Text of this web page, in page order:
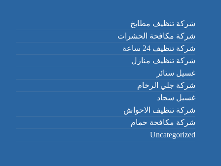
شركة تنظيف مطابخ
شركة مكافحة الحشرات
شركة تنظيف 24 ساعة
شركة تنظيف منازل
غسيل ستائر
شركة جلي الرخام
غسيل سجاد
شركة تنظيف الاحواش
شركة مكافحة حمام
Uncategorized